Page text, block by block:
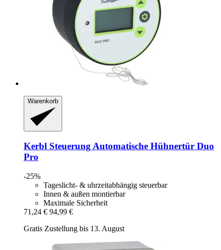
Warenkorb
Kerbl Steuerung Automatische Hühnertür Duo
Pro
-25%
Tageslicht- & uhrzeitabhängig steuerbar
Innen & außen montierbar
Maximale Sicherheit
71,24 € 94,99 €
Gratis Zustellung bis 13. August